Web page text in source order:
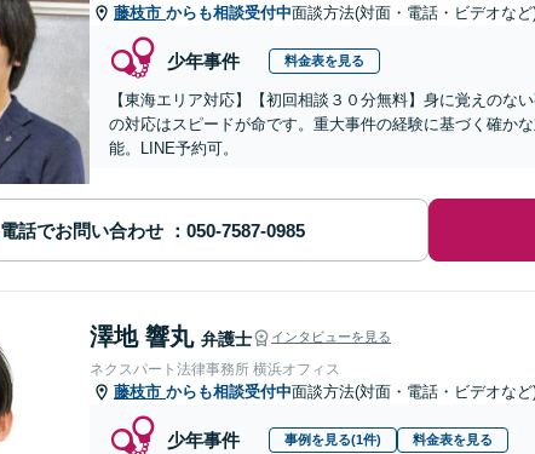
藤枝市 からも相談受付中面談方法(対面・電話・ビデオな
少年事件 料金表を見る
【東海エリア対応】【初回相談３０分無料】身に覚えの
の対応はスピードが命です。重大事件の経験に基づく確か
能。LINE予約可。
電話でお問い合わせ
澤地 響丸 弁護士 インタビューを見る
ネクスパート法律事務所 横浜オフィス
藤枝市 からも相談受付中面談方法(対面・電話・ビデオな
少年事件 事例を見る(1件) 料金表を見る